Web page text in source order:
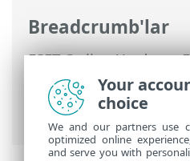
Breadcrumb'lar
ESET Online Yardım>
Security
>Ayarlar'da
yönetme
> Kiracıyı
Security aracından
Your
choice
We and our partners use
optimized online
and serve you with